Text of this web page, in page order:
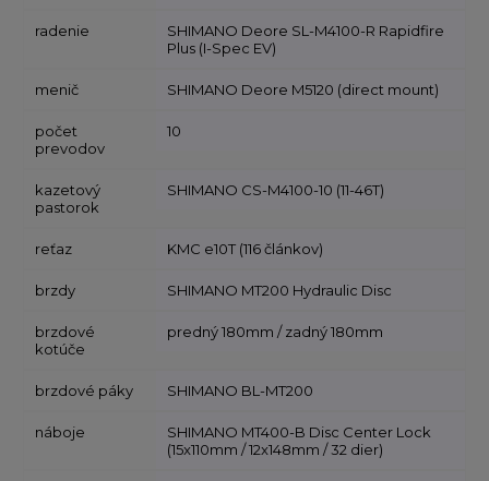
radenie
SHIMANO Deore SL-M4100-R Rapidfire
Plus (I-Spec EV)
menič SHIMANO Deore M5120 (direct mount)
počet
prevodov
10
kazetový
pastorok
SHIMANO CS-M4100-10 (11-46T)
reťaz KMC e10T (116 článkov)
brzdy SHIMANO MT200 Hydraulic Disc
brzdové
kotúče
predný 180mm / zadný 180mm
brzdové páky SHIMANO BL-MT200
náboje
SHIMANO MT400-B Disc Center Lock
(15x110mm / 12x148mm / 32 dier)